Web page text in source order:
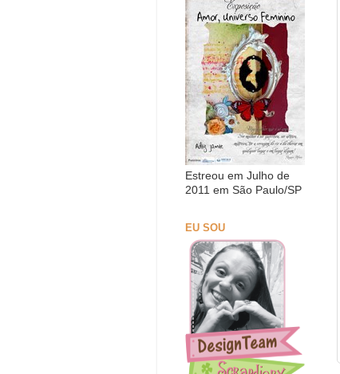
Estreou em Julho de
2011 em São Paulo/SP
EU SOU